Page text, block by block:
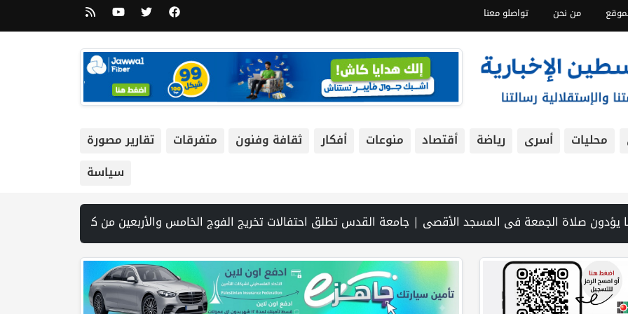
من نحن تواصلو معنا
محليات أسرى رياضة أقتصاد منوعات أفكار ثقافة وفنون متفرقات
تقارير مصورة
سياسة